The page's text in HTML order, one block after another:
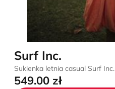
Surf Inc.
Sukienka letnia casual Surf Inc.
549.00 zł